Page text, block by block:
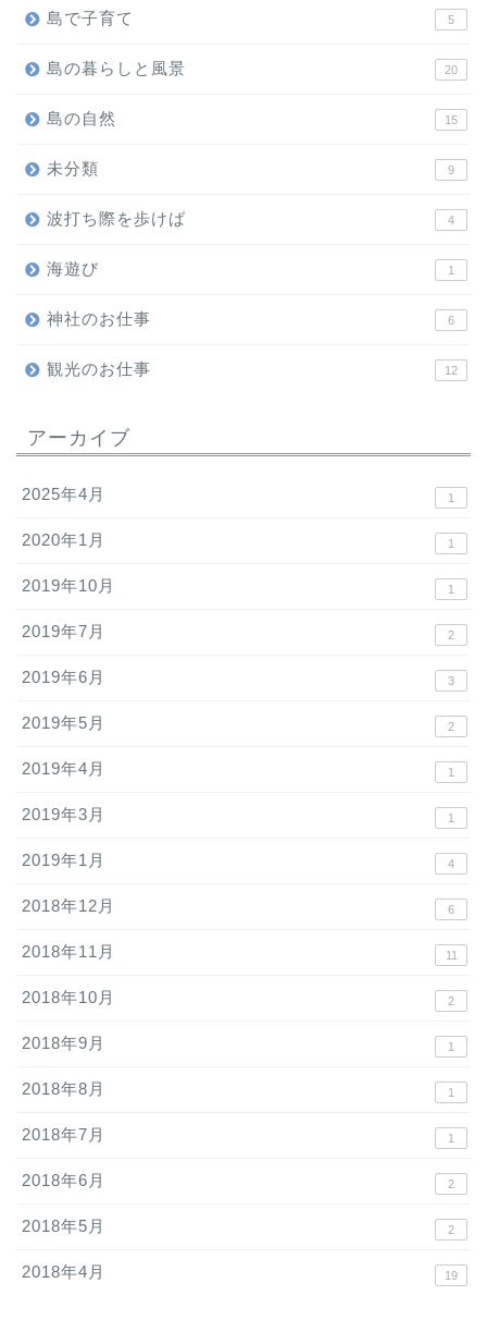
島で子育て 5
島の暮らしと風景 20
島の自然 15
未分類 9
波打ち際を歩けば 4
海遊び 1
神社のお仕事 6
観光のお仕事 12
アーカイブ
2025年4月 1
2020年1月 1
2019年10月 1
2019年7月 2
2019年6月 3
2019年5月 2
2019年4月 1
2019年3月 1
2019年1月 4
2018年12月 6
2018年11月 11
2018年10月 2
2018年9月 1
2018年8月 1
2018年7月 1
2018年6月 2
2018年5月 2
2018年4月 19